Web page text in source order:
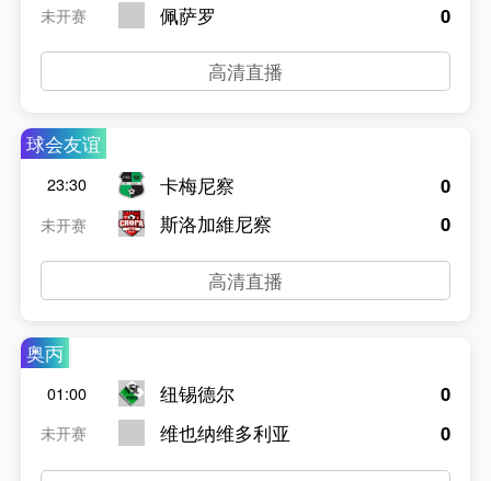
未开赛
佩萨罗
0
高清直播
球会友谊
23:30
未开赛
卡梅尼察
斯洛加維尼察
0
0
高清直播
奥丙
01:00
未开赛
纽锡德尔
维也纳维多利亚
0
0